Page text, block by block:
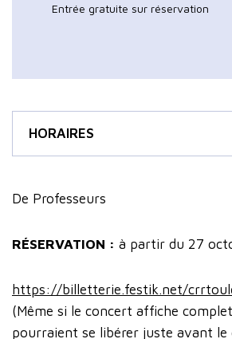
Entrée gratuite sur réservation
HORAIRES
De Professeurs
RÉSERVATION : à partir du 27
https://billetterie.festik.net/
(Même si le concert affiche
pourraient se libérer juste avant le